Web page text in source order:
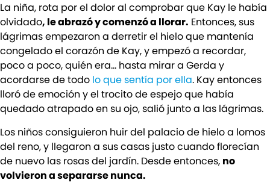
La niña, rota por el dolor al comprobar que Kay le había
olvidado, le abrazó y comenzó a llorar. Entonces, sus
lágrimas empezaron a derretir el hielo que mantenía
congelado el corazón de Kay, y empezó a recordar,
poco a poco, quién era… hasta mirar a Gerda y
acordarse de todo lo que sentía por ella. Kay entonces
lloró de emoción y el trocito de espejo que había
quedado atrapado en su ojo, salió junto a las lágrimas.
Los niños consiguieron huir del palacio de hielo a lomos
del reno, y llegaron a sus casas justo cuando florecían
de nuevo las rosas del jardín. Desde entonces, no
volvieron a separarse nunca.